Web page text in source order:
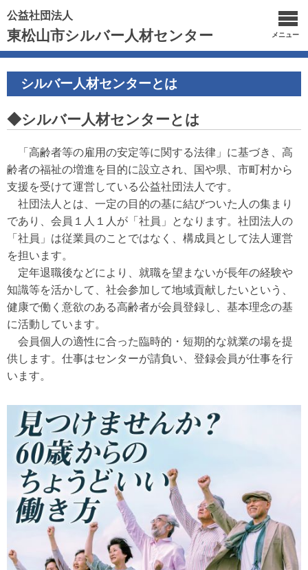
公益社団法人
東松山市シルバー人材センター メニュー
シルバー人材センターとは
◆シルバー人材センターとは
「高齢者等の雇用の安定等に関する法律」に基づき、 高
齢者の福祉の増進を目的に設立され、国や県、 市町村から
支援を受けて運営している公益社団法人です。
社団法人とは、一定の目的の基に結びついた人の集まり
であり、会員１人１人が「社員」となります。 社団法人の
「社員」は従業員のことではなく、構成員として法人運営
を担います。
定年退職後などにより、就職を望まないが長年の経験や
知識等を活かして、社会参加して地域貢献したいという、
健康で働く意欲のある高齢者が会員登録し、基本理念の基
に活動しています。
会員個人の適性に合った臨時的・短期的な就業の場を提
供します。 仕事はセンターが請負い、登録会員が仕事を行
います。